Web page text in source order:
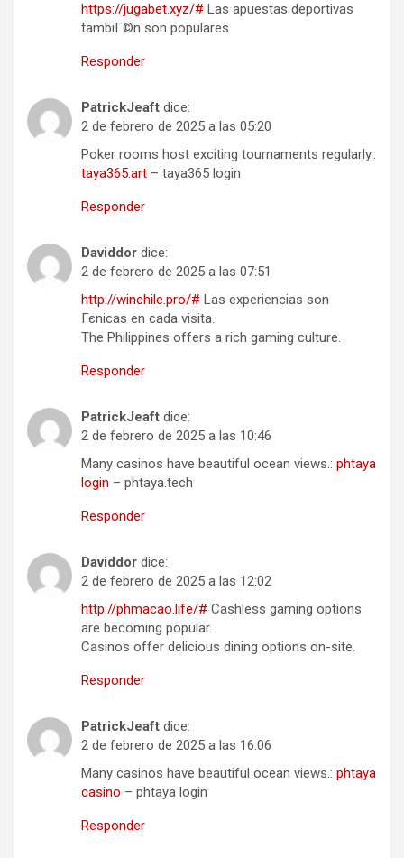
https://jugabet.xyz/# Las apuestas deportivas
tambiГ©n son populares.
Responder
PatrickJeaft dice:
2 de febrero de 2025 a las 05:20
Poker rooms host exciting tournaments regularly.:
taya365.art – taya365 login
Responder
Daviddor dice:
2 de febrero de 2025 a las 07:51
http://winchile.pro/# Las experiencias son
Гєnicas en cada visita.
The Philippines offers a rich gaming culture.
Responder
PatrickJeaft dice:
2 de febrero de 2025 a las 10:46
Many casinos have beautiful ocean views.: phtaya
login – phtaya.tech
Responder
Daviddor dice:
2 de febrero de 2025 a las 12:02
http://phmacao.life/# Cashless gaming options
are becoming popular.
Casinos offer delicious dining options on-site.
Responder
PatrickJeaft dice:
2 de febrero de 2025 a las 16:06
Many casinos have beautiful ocean views.: phtaya
casino – phtaya login
Responder